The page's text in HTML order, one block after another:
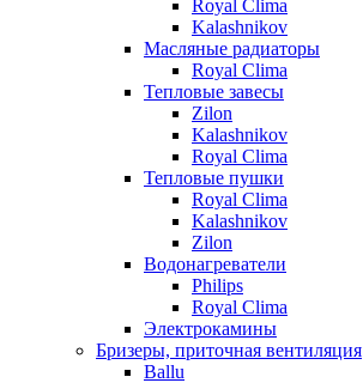
Royal Clima
Kalashnikov
Масляные радиаторы
Royal Clima
Тепловые завесы
Zilon
Kalashnikov
Royal Clima
Тепловые пушки
Royal Clima
Kalashnikov
Zilon
Водонагреватели
Philips
Royal Clima
Электрокамины
Бризеры, приточная вентиляция
Ballu